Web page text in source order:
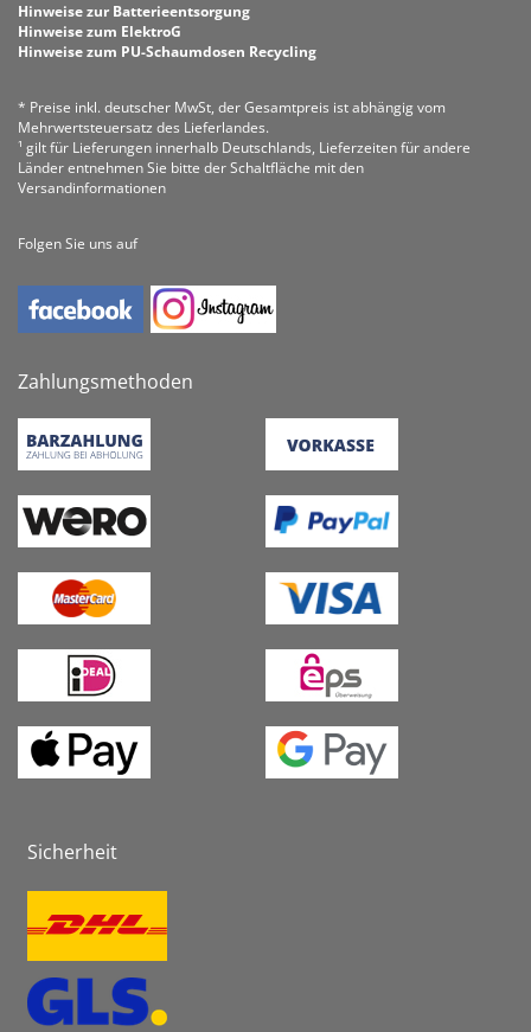
Hinweise zur Batterieentsorgung
Hinweise zum ElektroG
Hinweise zum PU-Schaumdosen Recycling
* Preise inkl. deutscher MwSt, der Gesamtpreis ist abhängig vom
Mehrwertsteuersatz des Lieferlandes.
¹ gilt für Lieferungen innerhalb Deutschlands, Lieferzeiten für andere
Länder entnehmen Sie bitte der Schaltfläche mit den
Versandinformationen
Folgen Sie uns auf
Zahlungsmethoden
Sicherheit